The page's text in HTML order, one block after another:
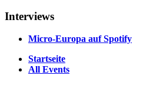
Interviews
Micro-Europa auf Spotify
Startseite
All Events